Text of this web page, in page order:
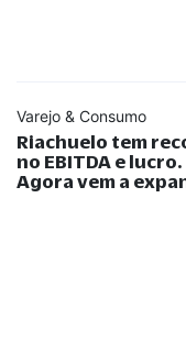
Varejo & Consumo
Riachuelo tem
no EBITDA e lucro.
Agora vem a